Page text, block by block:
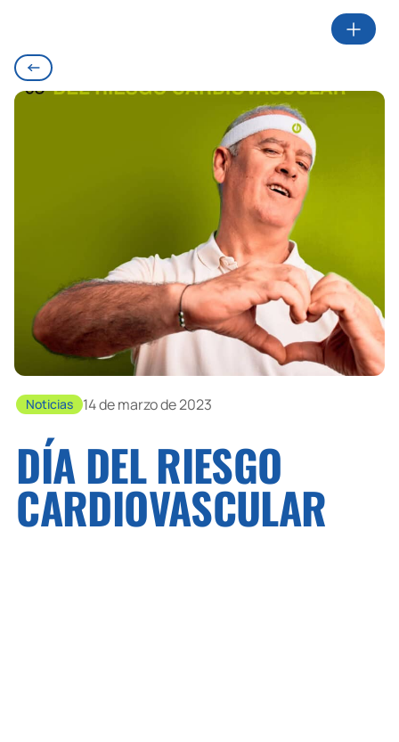
Noticias 14 de marzo de 2023
DÍA DEL RIESGO
CARDIOVASCULAR